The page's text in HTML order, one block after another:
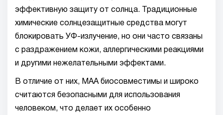
эффективную защиту от солнца. Традиционные
химические солнцезащитные средства могут
блокировать УФ-излучение, но они часто связаны
с раздражением кожи, аллергическими реакциями
и другими нежелательными эффектами.
В отличие от них, МАА биосовместимы и широко
считаются безопасными для использования
человеком, что делает их особенно